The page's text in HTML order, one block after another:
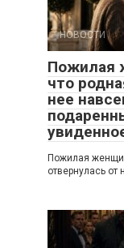
НОВОСТИ
Пожилая
что
нее
Пожилая
отвернулась от